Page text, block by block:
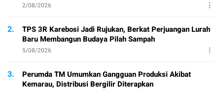
2/08/2026
2.
TPS 3R Karebosi Jadi Rujukan, Berkat Perjuangan Lurah
Baru Membangun Budaya Pilah Sampah
5/08/2026
3.
Perumda TM Umumkan Gangguan Produksi Akibat
Kemarau, Distribusi Bergilir Diterapkan